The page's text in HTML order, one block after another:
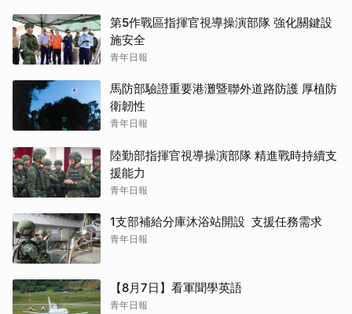
第5作戰區指揮官視導操演部隊 強化關鍵設
施安全
青年日報
馬防部驗證重要港灘暨聯外道路防護 厚植防
衛韌性
青年日報
陸勤部指揮官視導操演部隊 精進戰時持續支
援能力
青年日報
1支部補給分庫沐浴站開設 支援任務需求
青年日報
【8月7日】看軍聞學英語
青年日報